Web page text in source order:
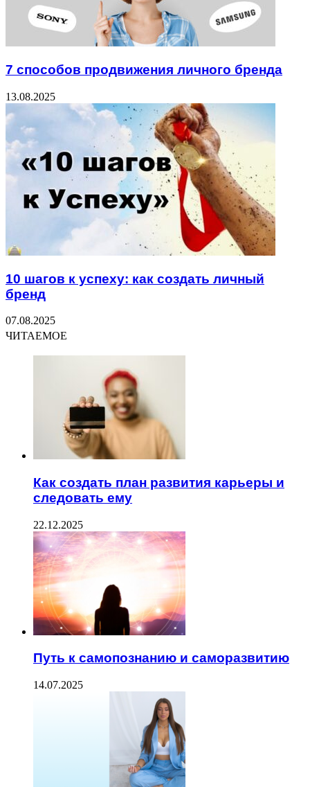
7 способов продвижения личного бренда
13.08.2025
10 шагов к успеху: как создать личный
бренд
07.08.2025
ЧИТАЕМОЕ
Как создать план развития карьеры и
следовать ему
22.12.2025
Путь к самопознанию и саморазвитию
14.07.2025